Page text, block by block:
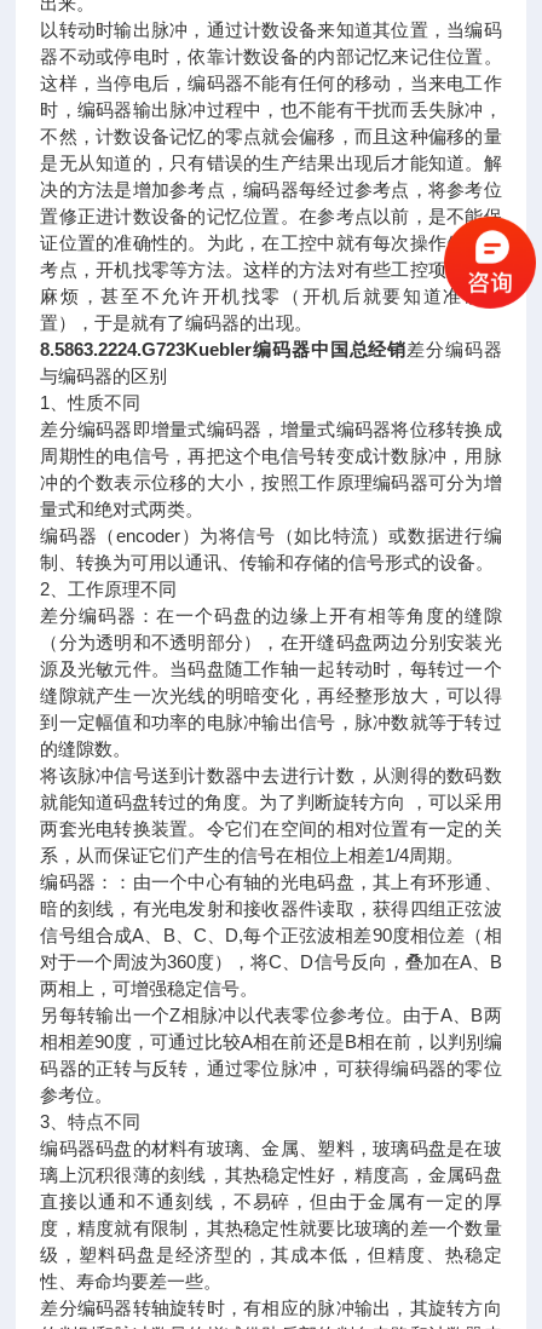
以转动时输出脉冲，通过计数设备来知道其位置，当编码
器不动或停电时，依靠计数设备的内部记忆来记住位置。
这样，当停电后，编码器不能有任何的移动，当来电工作
时，编码器输出脉冲过程中，也不能有干扰而丢失脉冲，
不然，计数设备记忆的零点就会偏移，而且这种偏移的量
是无从知道的，只有错误的生产结果出现后才能知道。解
决的方法是增加参考点，编码器每经过参考点，将参考位
置修正进计数设备的记忆位置。在参考点以前，是不能保
证位置的准确性的。为此，在工控中就有每次操作先找参
考点，开机找零等方法。这样的方法对有些工控项目比较
麻烦，甚至不允许开机找零（开机后就要知道准确位
置），于是就有了编码器的出现。
8.5863.2224.G723Kuebler编码器中国总经销差分编码器
与编码器的区别
1、性质不同
差分编码器即增量式编码器，增量式编码器将位移转换成
周期性的电信号，再把这个电信号转变成计数脉冲，用脉
冲的个数表示位移的大小，按照工作原理编码器可分为增
量式和绝对式两类。
编码器（encoder）为将信号（如比特流）或数据进行编
制、转换为可用以通讯、传输和存储的信号形式的设备。
2、工作原理不同
差分编码器：在一个码盘的边缘上开有相等角度的缝隙
（分为透明和不透明部分），在开缝码盘两边分别安装光
源及光敏元件。当码盘随工作轴一起转动时，每转过一个
缝隙就产生一次光线的明暗变化，再经整形放大，可以得
到一定幅值和功率的电脉冲输出信号，脉冲数就等于转过
的缝隙数。
将该脉冲信号送到计数器中去进行计数，从测得的数码数
就能知道码盘转过的角度。为了判断旋转方向 ，可以采用
两套光电转换装置。令它们在空间的相对位置有一定的关
系，从而保证它们产生的信号在相位上相差1/4周期。
编码器：：由一个中心有轴的光电码盘，其上有环形通、
暗的刻线，有光电发射和接收器件读取，获得四组正弦波
信号组合成A、B、C、D,每个正弦波相差90度相位差（相
对于一个周波为360度），将C、D信号反向，叠加在A、B
两相上，可增强稳定信号。
另每转输出一个Z相脉冲以代表零位参考位。由于A、B两
相相差90度，可通过比较A相在前还是B相在前，以判别编
码器的正转与反转，通过零位脉冲，可获得编码器的零位
参考位。
3、特点不同
编码器码盘的材料有玻璃、金属、塑料，玻璃码盘是在玻
璃上沉积很薄的刻线，其热稳定性好，精度高，金属码盘
直接以通和不通刻线，不易碎，但由于金属有一定的厚
度，精度就有限制，其热稳定性就要比玻璃的差一个数量
级，塑料码盘是经济型的，其成本低，但精度、热稳定
性、寿命均要差一些。
差分编码器转轴旋转时，有相应的脉冲输出，其旋转方向